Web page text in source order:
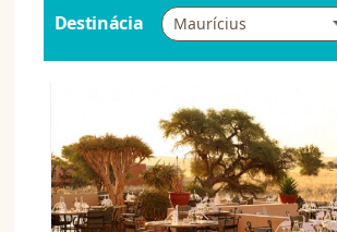
Destinácia Maurícius